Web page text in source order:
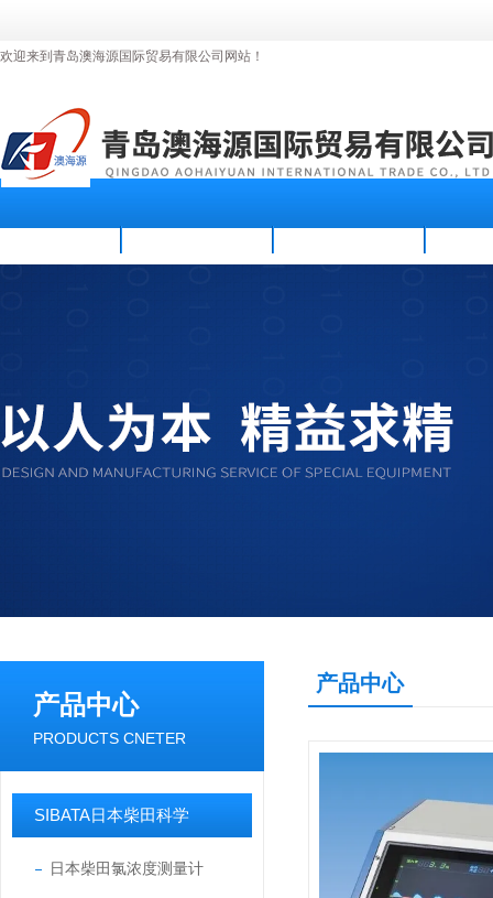
欢迎来到青岛澳海源国际贸易有限公司网站！
产品中心
PRODUCTS CNETER
SIBATA日本柴田科学
日本柴田氯浓度测量计
产品中心